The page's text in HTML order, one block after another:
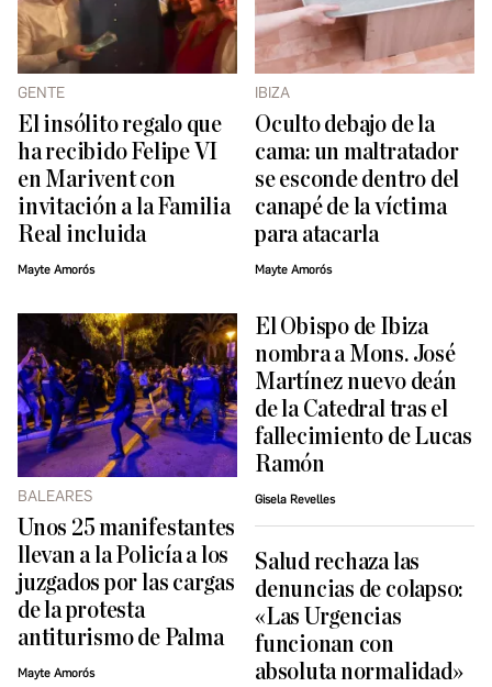
GENTE
El insólito regalo que
ha recibido Felipe VI
en Marivent con
invitación a la Familia
Real incluida
Mayte Amorós
IBIZA
Oculto debajo de la
cama: un maltratador
se esconde dentro del
canapé de la víctima
para atacarla
Mayte Amorós
BALEARES
Unos 25 manifestantes
llevan a la Policía a los
juzgados por las cargas
de la protesta
antiturismo de Palma
Mayte Amorós
El Obispo de Ibiza
nombra a Mons. José
Martínez nuevo deán
de la Catedral tras el
fallecimiento de Lucas
Ramón
Gisela Revelles
Salud rechaza las
denuncias de colapso:
«Las Urgencias
funcionan con
absoluta normalidad»